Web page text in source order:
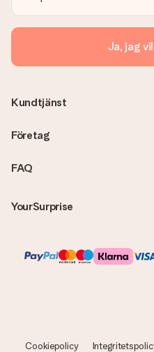
Skickas fakturan
Ingen faktura skickas med
skickas alltid med e-
Ja, jag
FAQ
YourSurprise
Kundtjänst
Företag
Cookiepolicy